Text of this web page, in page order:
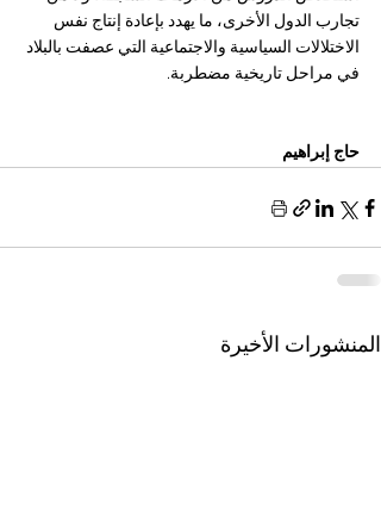
تجارب الدول الأخرى، ما يهدد بإعادة إنتاج نفس
الاختلالات السياسية والاجتماعية التي عصفت بالبلاد
في مراحل تاريخية مضطربة.
حاج إبراهيم
المنشورات الأخيرة